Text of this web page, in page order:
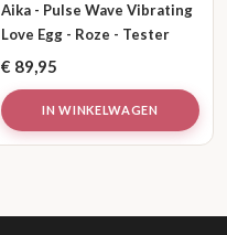
Aika - Pulse Wave Vibrating
Love Egg - Roze - Tester
€ 89,95
IN WINKELWAGEN